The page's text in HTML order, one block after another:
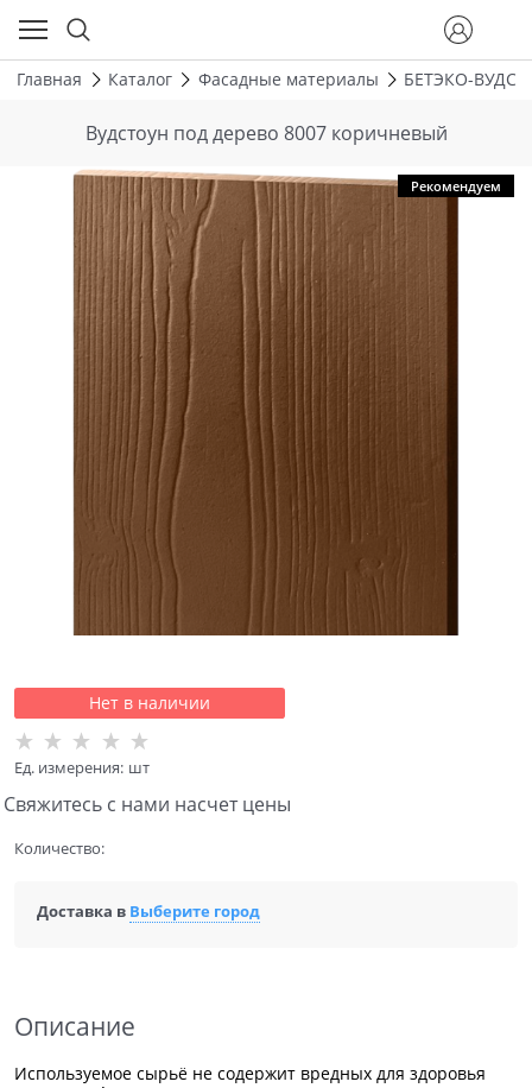
Главная Каталог Фасадные материалы БЕТЭКО-
Вудстоун под дерево 8007 коричневый
Рекомендуем
Нет в наличии
Ед. измерения: шт
Свяжитесь с нами насчет цены
Количество:
Доставка в Выберите город
Описание
Используемое сырьё не содержит вредных для здоровья